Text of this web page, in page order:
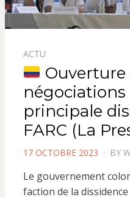
ACTU
Ouverture
négociations
principale
FARC (La
POSTED
17 OCTOBRE 2023 BY
Le gouvernement
faction de la